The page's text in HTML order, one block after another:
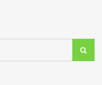
Search